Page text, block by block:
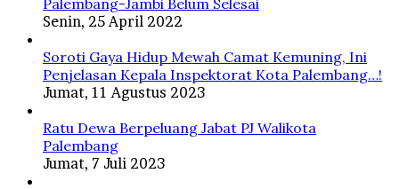
Palembang-Jambi Belum Selesai
Senin, 25 April 2022
Soroti Gaya Hidup Mewah Camat Kemuning, Ini
Penjelasan Kepala Inspektorat Kota Palembang…!
Jumat, 11 Agustus 2023
Ratu Dewa Berpeluang Jabat PJ Walikota
Palembang
Jumat, 7 Juli 2023